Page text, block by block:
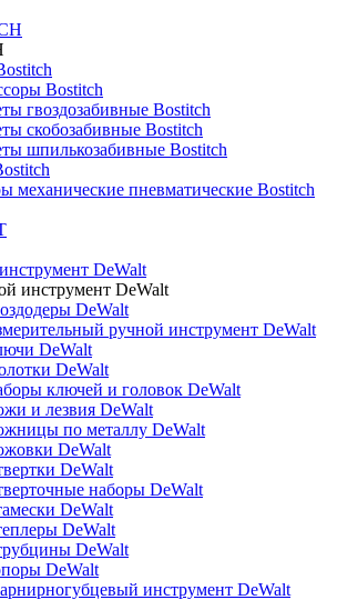
Bostitch
гвоздозабивные Bostitch
скобозабивные Bostitch
шпилькозабивные Bostitch
механические пневматические Bostitch
DeWalt
инструмент DeWalt
DeWalt
ручной инструмент DeWalt
DeWalt
DeWalt
ключей и головок DeWalt
и лезвия DeWalt
по металлу DeWalt
DeWalt
DeWalt
наборы DeWalt
DeWalt
DeWalt
DeWalt
DeWalt
инструмент DeWalt